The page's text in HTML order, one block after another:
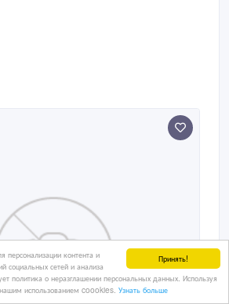
Принять!
контента и
социальных сетей и анализа
политика о неразглашении персональных данных. Используя
нашим использованием coookies. Узнать больше